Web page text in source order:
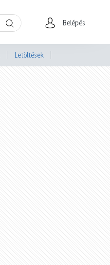
Belépés
Letöltések